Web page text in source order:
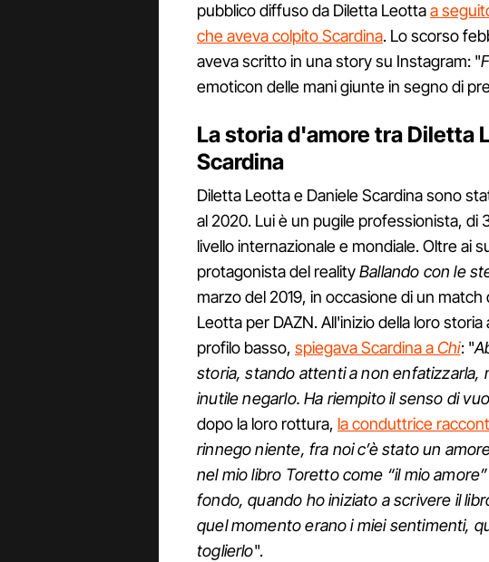
pubblico diffuso da Diletta Leottaa
che aveva colpito Scardina. Lo scorso
aveva scritto in una story su Instagram: "
emoticon delle mani giunte in segno di
La storia d'amore tra Diletta
Scardina
Diletta Leotta e Daniele Scardina sono
al 2020. Lui è un pugile professionista, di
livello internazionale e mondiale. Oltre ai
protagonista del realityBallando con le
marzo del 2019, in occasione di un
Leotta per DAZN. All'inizio della loro
profilo basso, spiegava Scardina aChi: "
storia, stando attenti a non enfatizzarla,
inutile negarlo. Ha riempito il senso di
dopo la loro rottura, la conduttrice
rinnego niente, fra noi c’è stato un
nel mio libro Toretto come “il mio
fondo, quando ho iniziato a scrivere il
quel momento erano i miei sentimenti,
toglierlo".